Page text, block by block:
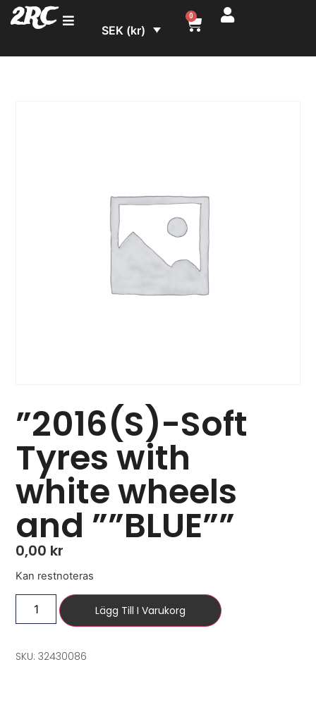
2RC SEK (kr)
0
”2016(S)-Soft
Tyres with
white wheels
and ””BLUE””
0,00 kr
Kan restnoteras
Lägg Till I Varukorg
SKU: 32430086